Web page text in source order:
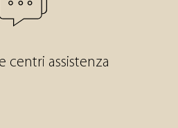
centri assistenza